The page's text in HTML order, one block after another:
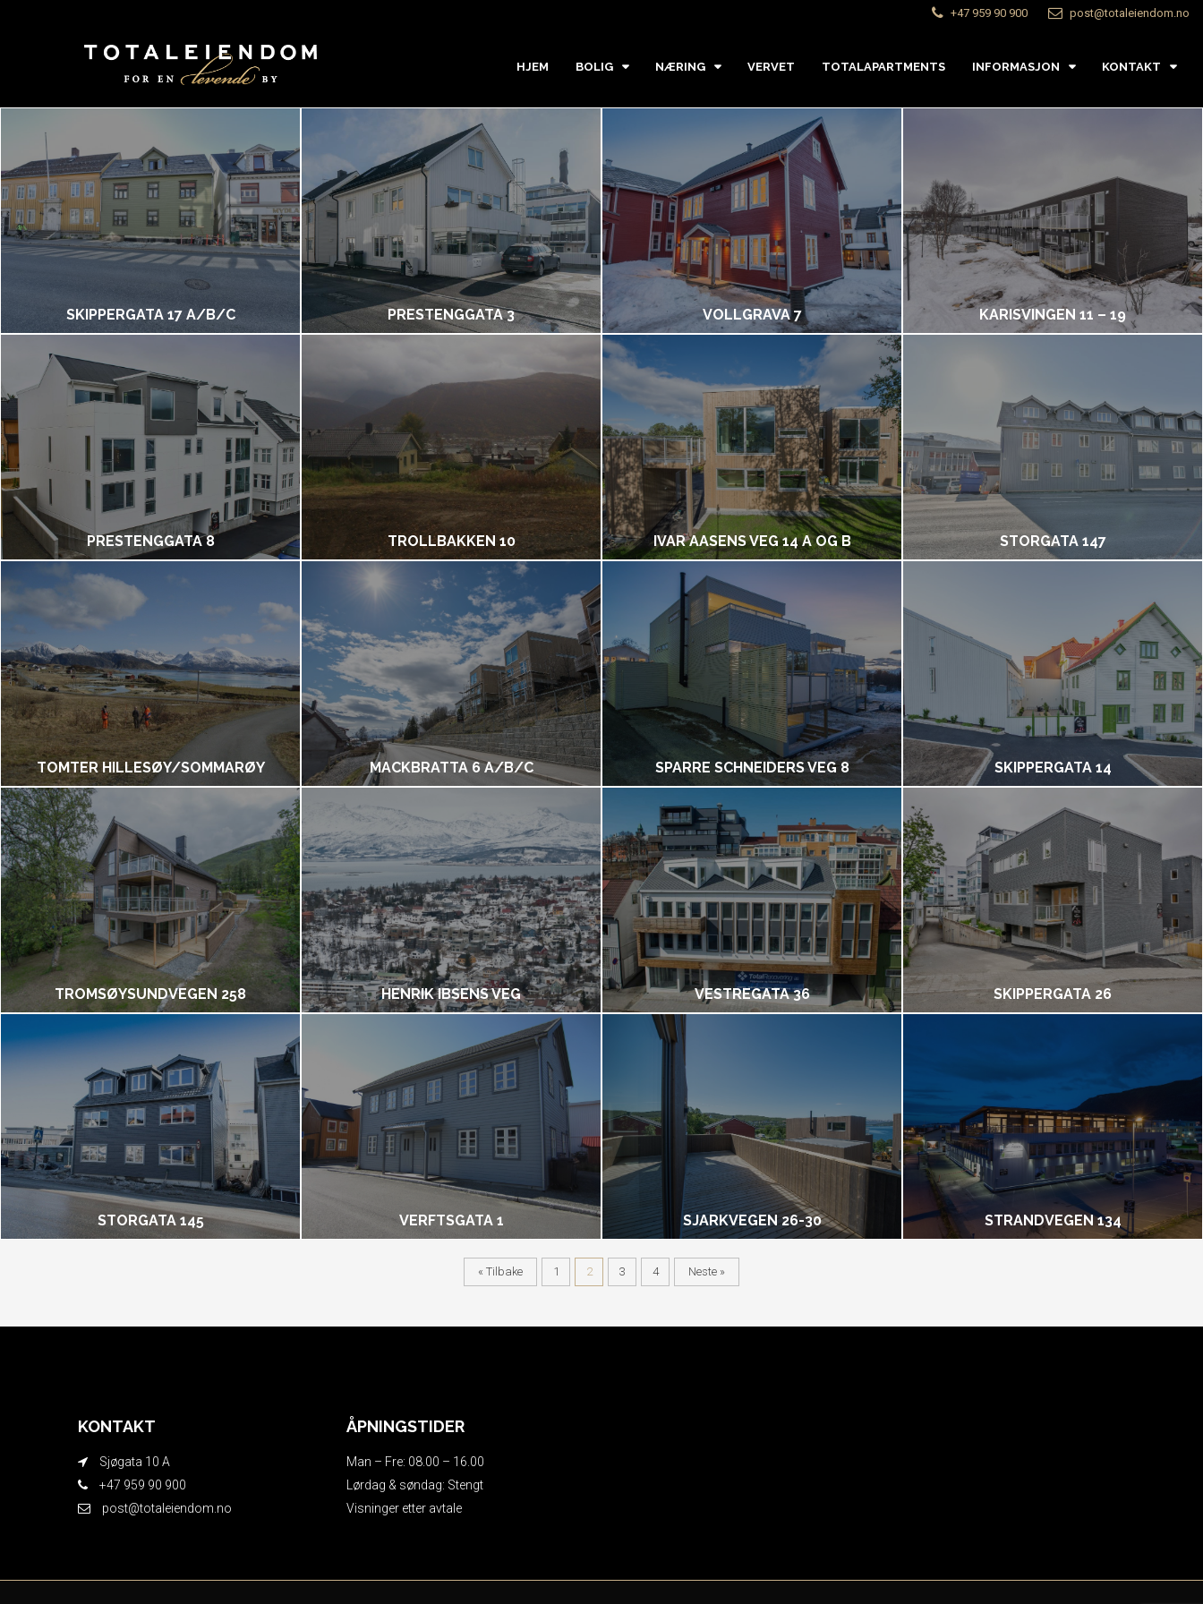
+47 959 90 900 post@totaleiendom.no
HJEM BOLIG NÆRING VERVET TOTALAPARTMENTS INFORMASJON KONTAKT
SKIPPERGATA 17 A/B/C PRESTENGGATA 3 VOLLGRAVA 7 KARISVINGEN 11 – 19
PRESTENGGATA 8 TROLLBAKKEN 10 IVAR AASENS VEG 14 A OG B STORGATA 147
TOMTER HILLESØY/SOMMARØY MACKBRATTA 6 A/B/C SPARRE SCHNEIDERS VEG 8 SKIPPERGATA 14
TROMSØYSUNDVEGEN 258 HENRIK IBSENS VEG VESTREGATA 36 SKIPPERGATA 26
STORGATA 145 VERFTSGATA 1 SJARKVEGEN 26-30 STRANDVEGEN 134
« Tilbake 1 2 3 4 Neste »
KONTAKT
Sjøgata 10 A
+47 959 90 900
post@totaleiendom.no
ÅPNINGSTIDER
Man – Fre: 08.00 – 16.00
Lørdag & søndag: Stengt
Visninger etter avtale